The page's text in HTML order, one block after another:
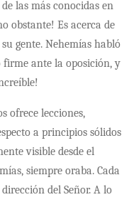
las más conocidas en
obstante! Es acerca de
gente. Nehemías habló
ante la oposición, y
ofrece lecciones,
a principios sólidos
visible desde el
siempre oraba. Cada
del Señor. A lo